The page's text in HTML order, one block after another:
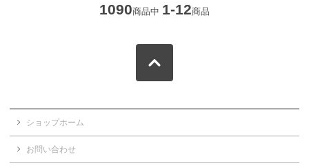
1090商品中 1-12商品
ショップホーム
お問い合わせ